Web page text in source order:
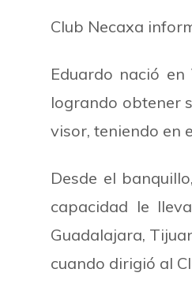
Club Necaxa
Eduardo nació
logrando obtener
visor, teniendo en
Desde el
capacidad le
Guadalajara,
cuando dirigió al